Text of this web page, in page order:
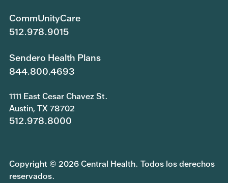
CommUnityCare
512.978.9015
Sendero Health Plans
844.800.4693
1111 East Cesar Chavez St.
Austin, TX 78702
512.978.8000
Copyright © 2026 Central Health. Todos los derechos
reservados.